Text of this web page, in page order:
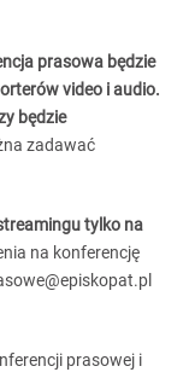
prasowa będzie
video i audio.
będzie
zadawać
tylko na
na konferencję
prasowej i